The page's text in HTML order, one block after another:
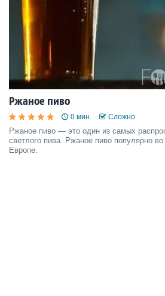
Ржаное пиво
0 мин. Сложно
Ржаное пиво — это один из самых
светлого пива. Ржаное пиво популярно
Европе.